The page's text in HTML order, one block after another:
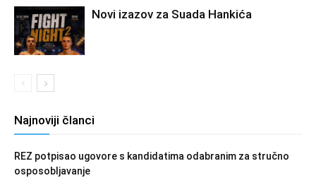
Novi izazov za Suada Hankića
Najnoviji članci
REZ potpisao ugovore s kandidatima odabranim za stručno
osposobljavanje